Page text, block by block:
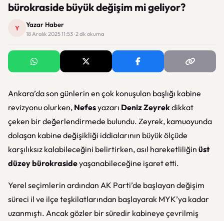
bürokraside büyük değişim mi geliyor?
Y Yazar Haber
18 Aralık 2025 11:53 · 2 dk okuma
Ankara’da son günlerin en çok konuşulan başlığı kabine
revizyonu olurken, Nefesyazarı Deniz Zeyrekdikkat
çeken bir değerlendirmede bulundu. Zeyrek, kamuoyunda
dolaşan kabine değişikliği iddialarının büyük ölçüde
karşılıksız kalabileceğini belirtirken, asıl hareketliliğin üst
düzey bürokrasideyaşanabileceğine işaret etti.
Yerel seçimlerin ardından AK Parti’de başlayan değişim
süreci il ve ilçe teşkilatlarından başlayarak MYK’ya kadar
uzanmıştı. Ancak gözler bir süredir kabineye çevrilmiş